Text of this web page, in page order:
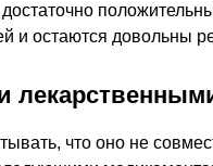
и остаются довольны
что оно не